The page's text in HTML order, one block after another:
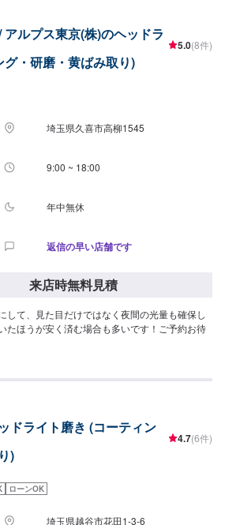
る場合もございますので、まずはお気軽にご相
はお客様にご負担いただいております。<定休
業時間：9:00~18:00クレジット・QR決済など
ルプス東京(株)のヘッドラ
・研磨・黄ばみ取り)
5.0(8件)
埼玉県久喜市高柳1545
9:00 ~ 18:00
年中無休
返信の早い店舗です
来店時無料見積
して、見た目だけではなく夜間の光量も確保し
たほうが安く済む場合も多いです！ご予約お待
ドライト磨き (コーティン
)
4.7(6件)
ローンOK
埼玉県越谷市花田1-3-6